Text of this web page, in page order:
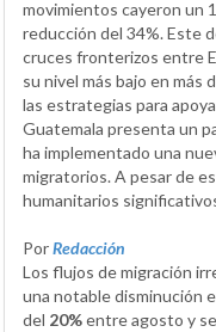
movimientos cayeron un
reducción del 34%. Este
cruces fronterizos entre
su nivel más bajo en más
las estrategias para
Guatemala presenta un
ha implementado una
migratorios. A pesar de
humanitarios
PorRedacción
Los flujos de migración
una notable disminución
del 20%entre agosto y